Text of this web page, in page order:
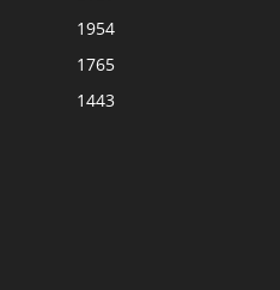
1954
1765
1443